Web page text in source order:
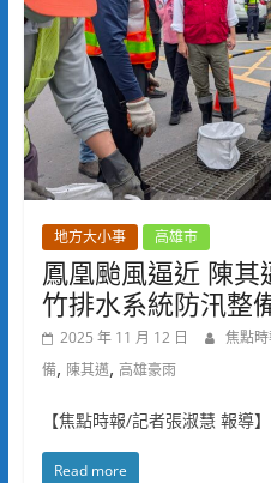
地方大小事 高雄市
鳳凰颱風逼近 陳
竹排水系統防汛整
2025 年 11 月 12 日 焦點時
備, 陳其邁, 高雄豪雨
【焦點時報/記者張淑慧 報導
Read more